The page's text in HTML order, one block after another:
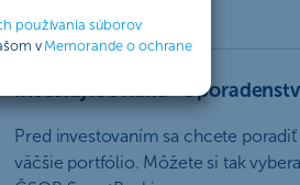
používania súborov
v Memorande o ochrane
Investujte s nami - s
Pred investovaním sa chcete
väčšie portfólio. Môžete si tak